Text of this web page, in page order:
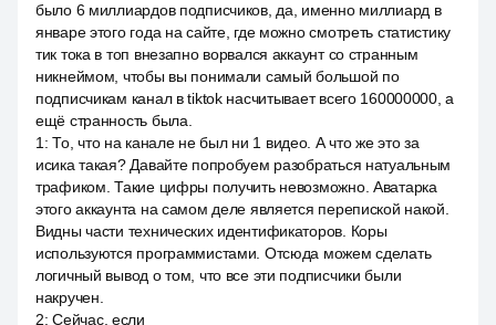
было 6 миллиардов подписчиков, да, именно миллиард в
январе этого года на сайте, где можно смотреть статистику
тик тока в топ внезапно ворвался аккаунт со странным
никнеймом, чтобы вы понимали самый большой по
подписчикам канал в tiktok насчитывает всего 160000000, а
ещё странность была.
1 :То, что на канале не был ни 1 видео. А что же это за
исика такая? Давайте попробуем разобраться натуальным
трафиком. Такие цифры получить невозможно. Аватарка
этого аккаунта на самом деле является перепиской накой.
Видны части технических идентификаторов. Коры
используются программистами. Отсюда можем сделать
логичный вывод о том, что все эти подписчики были
накручен.
2:Сейчас, если